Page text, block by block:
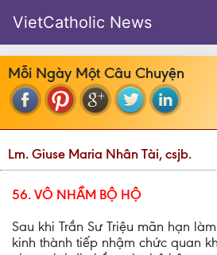
VietCatholic News
Mỗi Ngày Một Câu Chuyện
Lm. Giuse Maria Nhân Tài, csjb.
56. VÔ NHẦM BỘ HỘ
Sau khi Trần Sư Triệu mãn hạn
kinh thành tiếp nhậm chức quan